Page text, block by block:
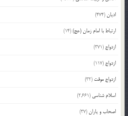
ادیان(474)
ارتباط با امام زمان (عج)(14)
ازدواج (371)
ازدواج (117)
ازدواج موقت (32)
اسلام شناسی (2,661)
اصحاب و یاران(37)